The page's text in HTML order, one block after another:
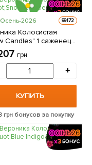
2026 99172
Колосистая
1 саженец в
грн
+
КУПИТЬ
грн бонусов за покупку